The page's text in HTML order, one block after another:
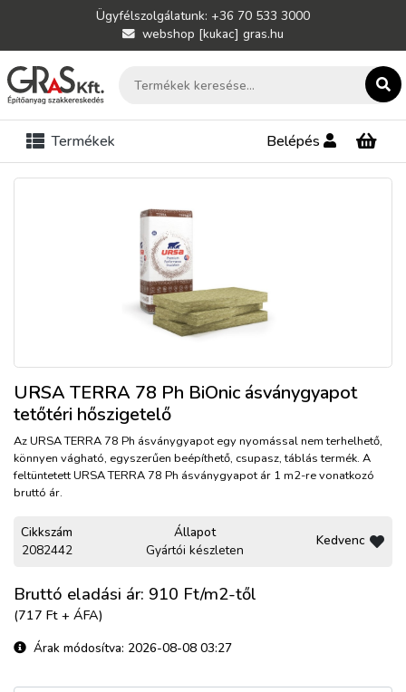
Ügyfélszolgálatunk: +36 70 533 3000
webshop [kukac] gras.hu
Termékek Belépés
URSA TERRA 78 Ph BiOnic ásványgyapot
tetőtéri hőszigetelő
Az URSA TERRA 78 Ph ásványgyapot egy nyomással nem terhelhető,
könnyen vágható, egyszerűen beépíthető, csupasz, táblás termék. A
feltüntetett URSA TERRA 78 Ph ásványgyapot ár 1 m2-re vonatkozó
bruttó ár.
Cikkszám
2082442
Állapot
Gyártói készleten
Kedvenc
Bruttó eladási ár: 910 Ft/m2-től
(717 Ft + ÁFA)
Árak módosítva: 2026-08-08 03:27